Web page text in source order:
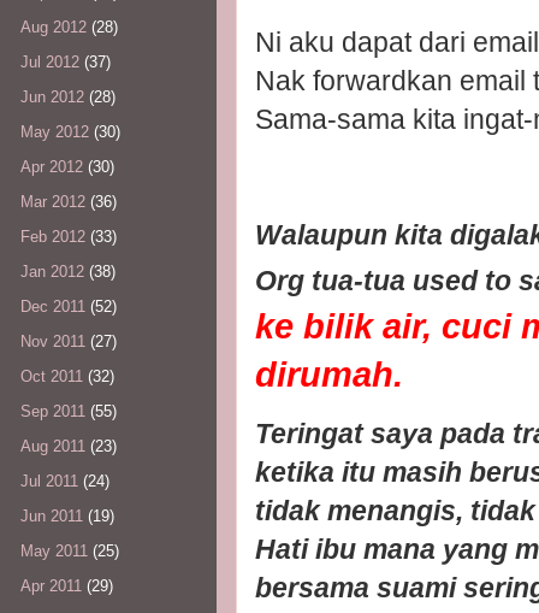
Ni aku dapat dari
Nak forwardkan email
Sama-sama kita
Walaupun kita
Org tua-tua used to
ke bilik air, cuci
dirumah.
Teringat saya pada
ketika itu masih
tidak menangis,
Hati ibu mana yang
bersama suami
Aug 2012 (28)
Jul 2012 (37)
Jun 2012 (28)
May 2012 (30)
Apr 2012 (30)
Mar 2012 (36)
Feb 2012 (33)
Jan 2012 (38)
Dec 2011 (52)
Nov 2011 (27)
Oct 2011 (32)
Sep 2011 (55)
Aug 2011 (23)
Jul 2011 (24)
Jun 2011 (19)
May 2011 (25)
Apr 2011 (29)